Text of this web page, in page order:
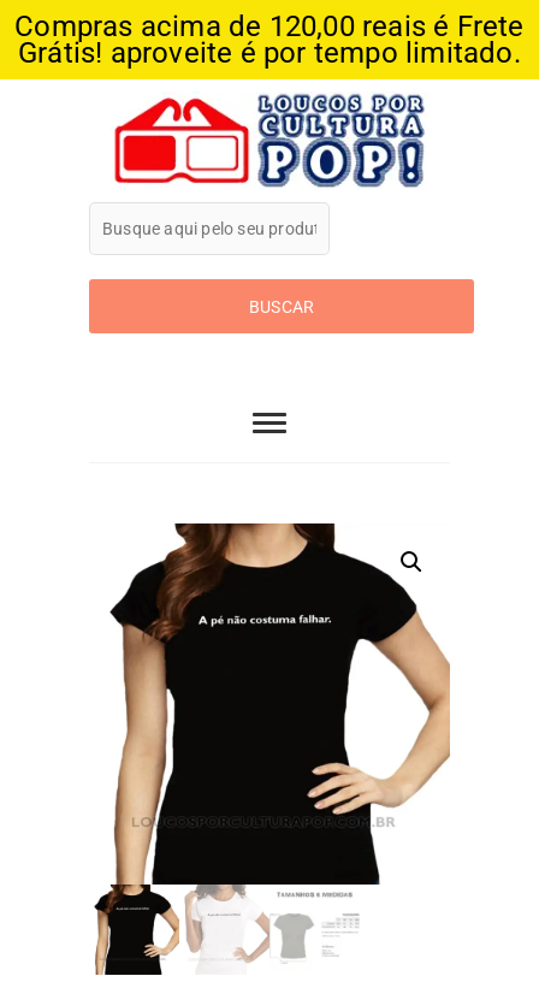
Compras acima de 120,00 reais é Frete
Grátis! aproveite é por tempo limitado.
Loucos Por
Cultura Pop